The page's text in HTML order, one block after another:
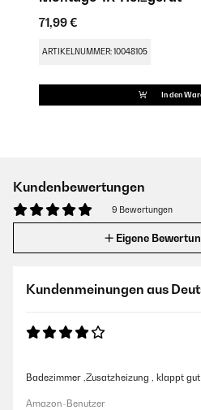
71,99 €
ARTIKELNUMMER: 10048105
In den
Kundenbewertungen
9 Bewertungen
Eigene
Kundenmeinungen aus
Badezimmer ,Zusatzheizung , klappt
Amazon-Benutzer